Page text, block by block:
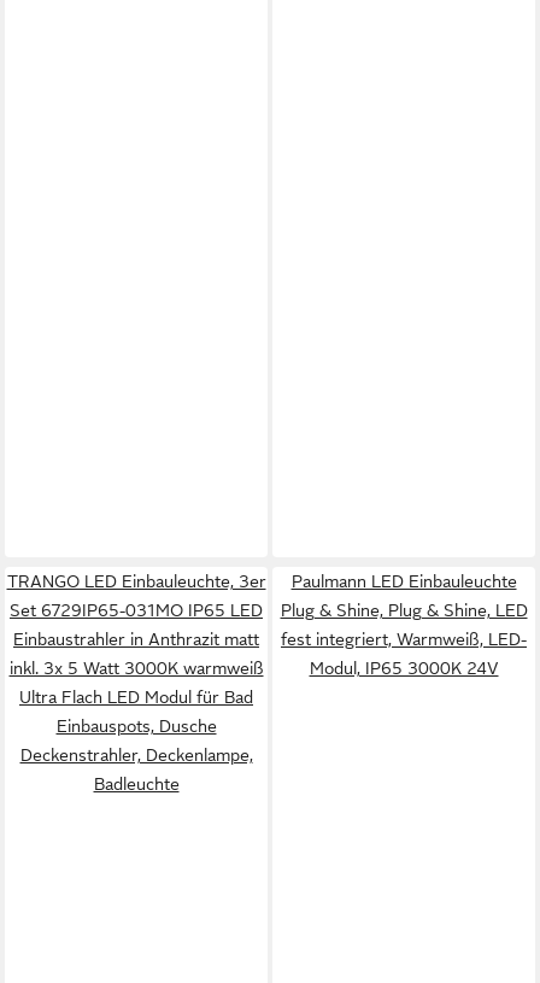
TRANGO LED Einbauleuchte, 3er
Set 6729IP65-031MO IP65 LED
Einbaustrahler in Anthrazit matt
inkl. 3x 5 Watt 3000K warmweiß
Ultra Flach LED Modul für Bad
Einbauspots, Dusche
Deckenstrahler, Deckenlampe,
Badleuchte
Paulmann LED Einbauleuchte
Plug & Shine, Plug & Shine, LED
fest integriert, Warmweiß, LED-
Modul, IP65 3000K 24V